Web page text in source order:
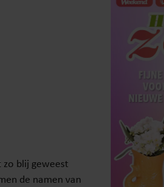
blij geweest
de namen van